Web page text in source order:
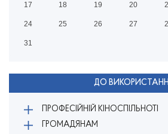
17 18 19 20
24 25 26 27
31
ДО
ПРОФЕСІЙНІЙ КІНОСПІЛЬНОТІ
ГРОМАДЯНАМ